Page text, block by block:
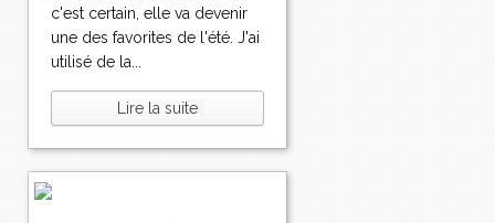
c'est certain, elle va devenir
une des favorites de l'été. J'ai
utilisé de la...
Lire la suite